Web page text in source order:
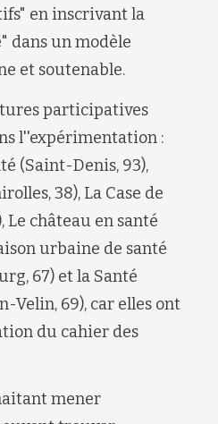
en inscrivant la
dans un modèle
et soutenable.
participatives
l''expérimentation :
(Saint-Denis, 93),
38), La Case de
Le château en santé
urbaine de santé
67) et la Santé
Velin, 69), car elles ont
du cahier des
mener